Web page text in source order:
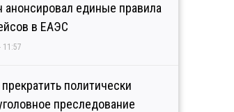
единые правила
в ЕАЭС
11:57
политически
преследование